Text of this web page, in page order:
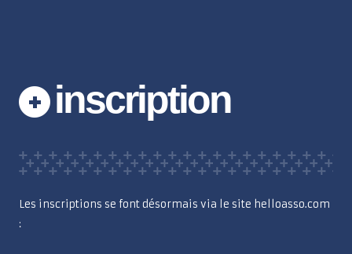
inscription
Les inscriptions se font désormais via le site helloasso.com
: